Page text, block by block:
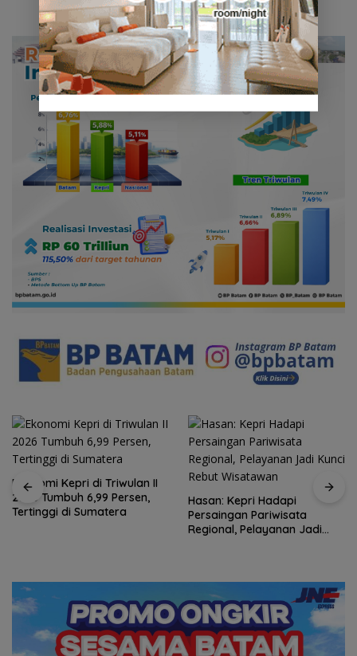
Ekonomi Kepri di Triwulan II
2026 Tumbuh 6,99 Persen,
Tertinggi di Sumatera
Hasan: Kepri Hadapi
Persaingan Pariwisata
Regional, Pelayanan Jadi